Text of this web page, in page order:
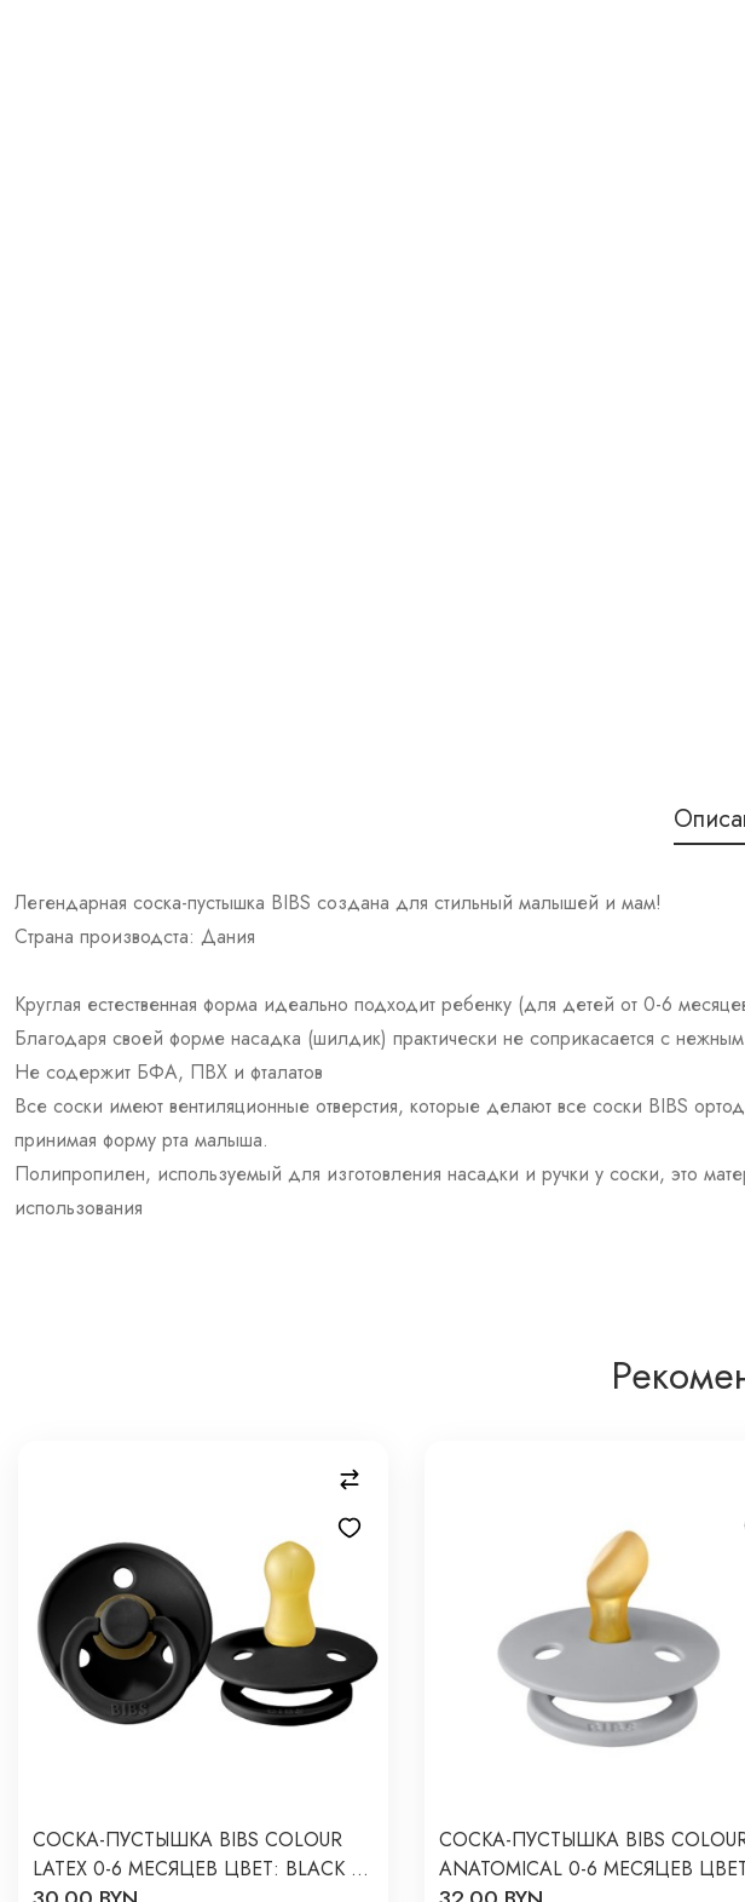
Легендарная соска-пустышка BIBS создана для стильный малышей и мам!
Страна производста: Дания
Круглая естественная форма идеально подходит ребенку (для детей от 0-6
Благодаря своей форме насадка (шилдик) практически не соприкасается с
Не содержит БФА, ПВХ и фталатов
Все соски имеют вентиляционные отверстия, которые делают все соски BIBS
принимая форму рта малыша.
Полипропилен, используемый для изготовления насадки и ручки у соски, это
использования
CОСКА-ПУСТЫШКА BIBS COLOUR
LATEX 0-6 МЕСЯЦЕВ ЦВЕТ: BLACK /
СОСКА-ПУСТЫШКА BIBS
ANATOMICAL 0-6 МЕСЯЦЕВ